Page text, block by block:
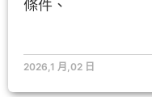
2026,1 月,02 日